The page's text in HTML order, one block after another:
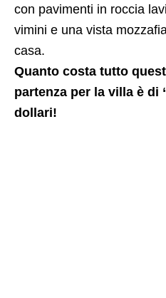
con pavimenti in roccia
vimini e una vista
casa.
Quanto costa tutto
partenza per la villa è di
dollari!